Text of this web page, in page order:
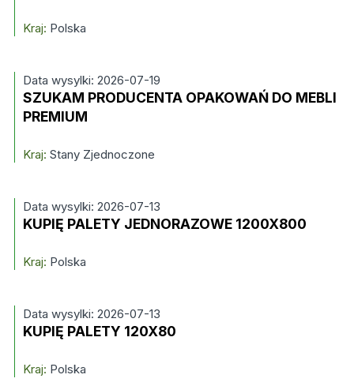
Kraj: Polska
Data wysylki: 2026-07-19
SZUKAM PRODUCENTA OPAKOWAŃ DO MEBLI
PREMIUM
Kraj: Stany Zjednoczone
Data wysylki: 2026-07-13
KUPIĘ PALETY JEDNORAZOWE 1200X800
Kraj: Polska
Data wysylki: 2026-07-13
KUPIĘ PALETY 120X80
Kraj: Polska